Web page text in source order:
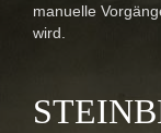
manuelle
wird.